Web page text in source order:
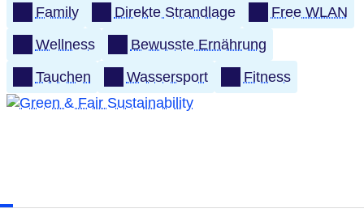
Family Direkte Strandlage
Free WLAN
Wellness
Bewusste Ernährung
Tauchen
Wassersport Fitness